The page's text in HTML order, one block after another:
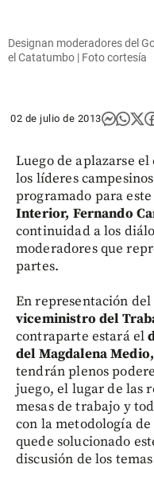
Designan moderadores del
el Catatumbo | Foto cortesía
02 de julio de 2013
Luego de aplazarse
los líderes
programado para
Interior, Fernando
continuidad a los
moderadores que
partes.
En representación
viceministro del
contraparte estará el
del Magdalena
tendrán plenos
juego, el lugar de las
mesas de trabajo y
con la metodología
quede solucionado
discusión de los